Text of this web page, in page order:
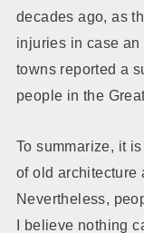
decades ago, as
injuries in case
towns reported a
people in the
To summarize, it
of old architecture
Nevertheless,
I believe nothing